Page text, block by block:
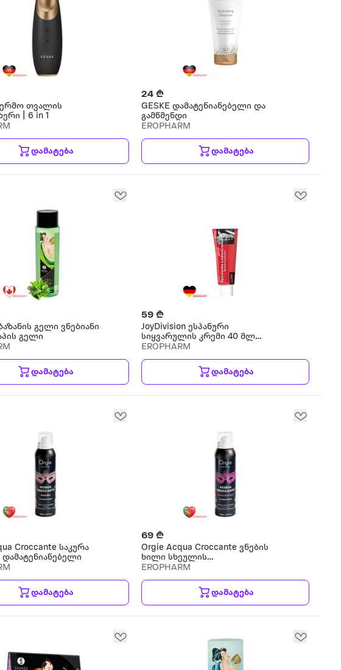
თვალის
| 6 in 1
დამატება
24 ₾
GESKE დამატენიანებელი და
გამწმენდი
EROPHARM
დამატება
გელი ვნებიანი
გელი
დამატება
59 ₾
JoyDivision ესპანური
სიყვარულის კრემი 40 მლ
ტანის კრემი
EROPHARM
დამატება
Croccante საკურა
დამატება
69 ₾
Orgie Acqua Croccante ვნების
ხილი სხეულის
დამატენიანებელი
EROPHARM
დამატება